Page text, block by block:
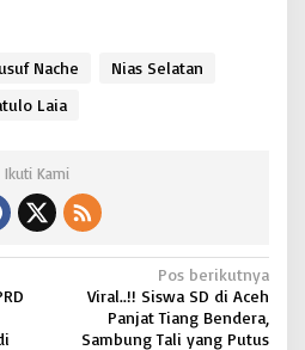
Nache
Nias Selatan
Laia
Ikuti Kami
Pos berikutnya
Viral..!! Siswa SD di Aceh
Panjat Tiang Bendera,
Sambung Tali yang Putus